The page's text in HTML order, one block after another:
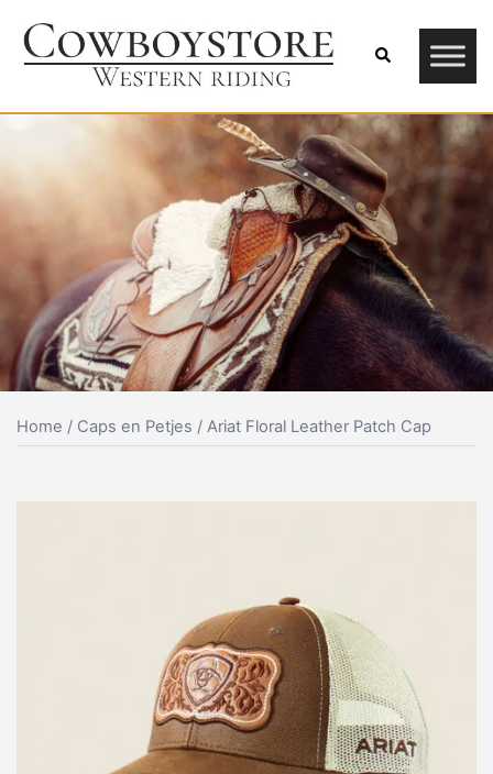
content
Search
Home / Caps en Petjes / Ariat Floral Leather Patch Cap